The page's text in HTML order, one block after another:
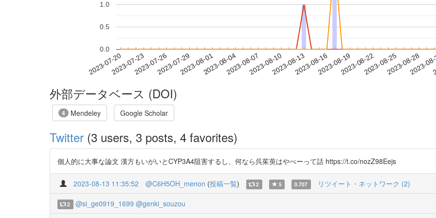
2023-07-202023-07-232023-07-262023-07-292023-08-012023-08-042023-08-072023-08-102023-08-132023-08-162023-08-192023-08-222023-08-252023-08-28
2023-
0.0
0.5
1.0
外部データベース (DOI)
4 Mendeley Google Scholar
Twitter (3 users, 3 posts, 4 favorites)
個人的に大事な論文 漢方もいがいとCYP3A4阻害するし、何なら呉茱萸はやべーって話 https://t.co/nozZ98Eejs
2023-08-13 11:35:52 @C6H5OH_menon (投稿一覧) 2 5 0.707 リツイート・ネットワーク (2)
2 @si_ge0919_1699 @genki_souzou